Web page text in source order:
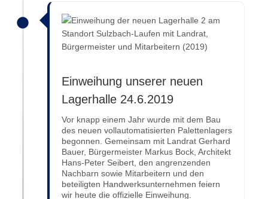
Einweihung unserer neuen
Lagerhalle 24.6.2019
Vor knapp einem Jahr wurde mit dem Bau
des neuen vollautomatisierten Palettenlagers
begonnen. Gemeinsam mit Landrat Gerhard
Bauer, Bürgermeister Markus Bock, Architekt
Hans-Peter Seibert, den angrenzenden
Nachbarn sowie Mitarbeitern und den
beteiligten Handwerksunternehmen feiern
wir heute die offizielle Einweihung.